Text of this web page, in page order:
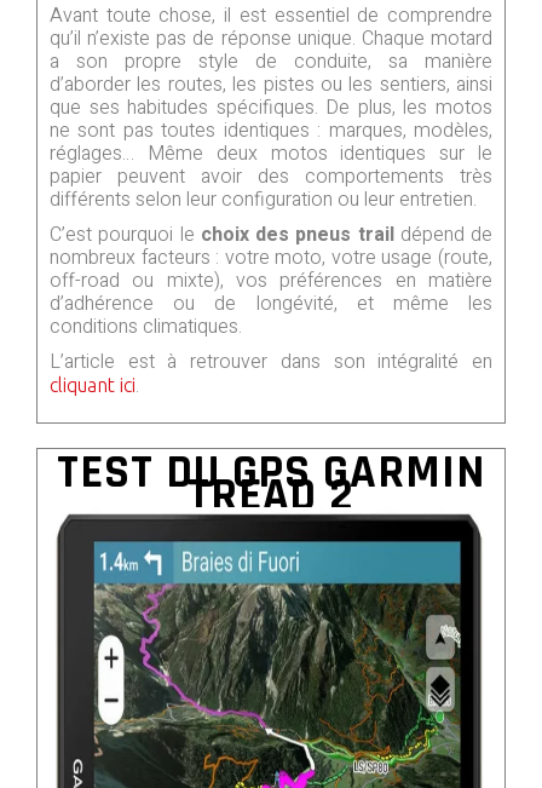
Avant toute chose, il est essentiel de comprendre
qu’il n’existe pas de réponse unique. Chaque motard
a son propre style de conduite, sa manière
d’aborder les routes, les pistes ou les sentiers, ainsi
que ses habitudes spécifiques. De plus, les motos
ne sont pas toutes identiques : marques, modèles,
réglages… Même deux motos identiques sur le
papier peuvent avoir des comportements très
différents selon leur configuration ou leur entretien.
C’est pourquoi le choix des pneus traildépend de
nombreux facteurs : votre moto, votre usage (route,
off-road ou mixte), vos préférences en matière
d’adhérence ou de longévité, et même les
conditions climatiques.
L’article est à retrouver dans son intégralité en
cliquant ici.
TEST DU GPS GARMIN
TREAD 2